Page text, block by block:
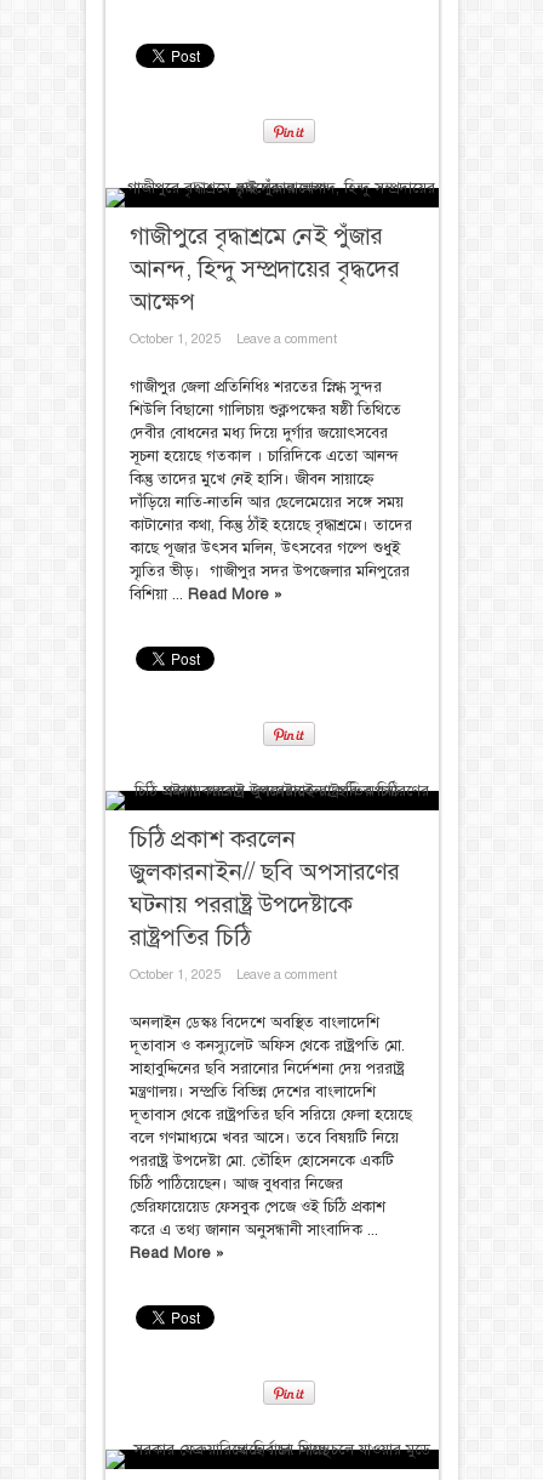
গাজীপুরে বৃদ্ধাশ্রমে নেই পুঁজার
আনন্দ, হিন্দু সম্প্রদায়ের বৃদ্ধদের
আক্ষেপ
October 1, 2025 Leave a comment
গাজীপুর জেলা প্রতিনিধিঃ ‎শরতের স্নিগ্ধ সুন্দর
শিউলি বিছানো গালিচায় শুক্লপক্ষের ষষ্ঠী তিথিতে
দেবীর বোধনের মধ্য দিয়ে দুর্গার জয়োৎসবের
সূচনা হয়েছে গতকাল । চারিদিকে এতো আনন্দ
কিন্তু তাদের মুখে নেই হাসি। জীবন সায়াহ্নে
দাঁড়িয়ে নাতি-নাতনি আর ছেলেমেয়ের সঙ্গে সময়
কাটানোর কথা, কিন্তু ঠাঁই হয়েছে বৃদ্ধাশ্রমে। তাদের
কাছে পূজার উৎসব মলিন, উৎসবের গল্পে শুধুই
স্মৃতির ভীড়। ‎ ‎গাজীপুর সদর উপজেলার মনিপুরের
বিশিয়া ... Read More »
চিঠি প্রকাশ করলেন
জুলকারনাইন// ছবি অপসারণের
ঘটনায় পররাষ্ট্র উপদেষ্টাকে
রাষ্ট্রপতির চিঠি
October 1, 2025 Leave a comment
অনলাইন ডেস্কঃ বিদেশে অবস্থিত বাংলাদেশি
দূতাবাস ও কনস্যুলেট অফিস থেকে রাষ্ট্রপতি মো.
সাহাবুদ্দিনের ছবি সরানোর নির্দেশনা দেয় পররাষ্ট্র
মন্ত্রণালয়। সম্প্রতি বিভিন্ন দেশের বাংলাদেশি
দূতাবাস থেকে রাষ্ট্রপতির ছবি সরিয়ে ফেলা হয়েছে
বলে গণমাধ্যমে খবর আসে। তবে বিষয়টি নিয়ে
পররাষ্ট্র উপদেষ্টা মো. তৌহিদ হোসেনকে একটি
চিঠি পাঠিয়েছেন। আজ বুধবার নিজের
ভেরিফায়েয়েড ফেসবুক পেজে ওই চিঠি প্রকাশ
করে এ তথ্য জানান অনুসন্ধানী সাংবাদিক ...
Read More »